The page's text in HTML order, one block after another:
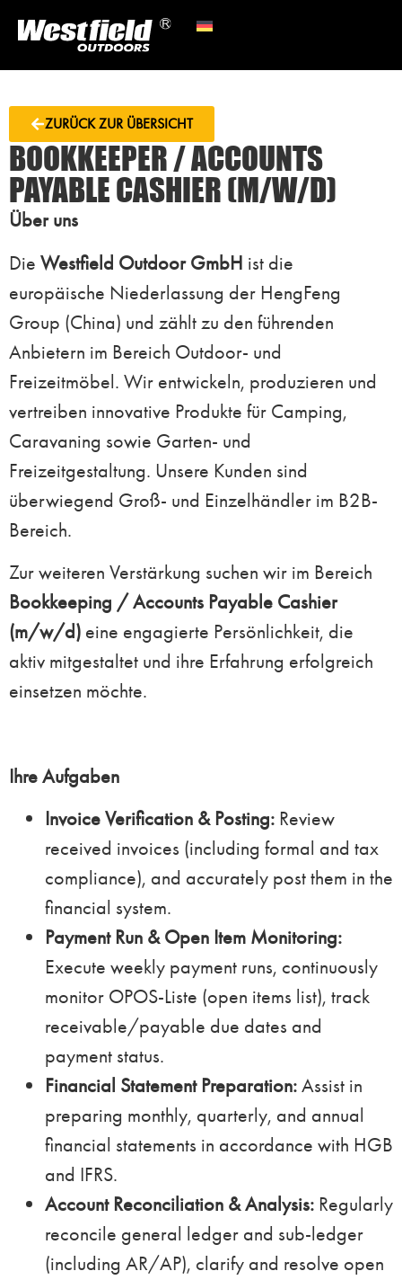
ZURÜCK ZUR ÜBERSICHT
BOOKKEEPER / ACCOUNTS
PAYABLE CASHIER (M/W/D)
Über uns
Die Westfield Outdoor GmbH ist die
europäische Niederlassung der HengFeng
Group (China) und zählt zu den führenden
Anbietern im Bereich Outdoor- und
Freizeitmöbel. Wir entwickeln, produzieren und
vertreiben innovative Produkte für Camping,
Caravaning sowie Garten- und
Freizeitgestaltung. Unsere Kunden sind
überwiegend Groß- und Einzelhändler im B2B-
Bereich.
Zur weiteren Verstärkung suchen wir im Bereich
Bookkeeping / Accounts Payable Cashier
(m/w/d) eine engagierte Persönlichkeit, die
aktiv mitgestaltet und ihre Erfahrung erfolgreich
einsetzen möchte.
Ihre Aufgaben
Invoice Verification & Posting: Review
received invoices (including formal and tax
compliance), and accurately post them in the
financial system.
Payment Run & Open Item Monitoring:
Execute weekly payment runs, continuously
monitor OPOS-Liste (open items list), track
receivable/payable due dates and
payment status.
Financial Statement Preparation:Assist in
preparing monthly, quarterly, and annual
financial statements in accordance with HGB
and IFRS.
Account Reconciliation & Analysis: Regularly
reconcile general ledger and sub-ledger
(including AR/AP), clarify and resolve open